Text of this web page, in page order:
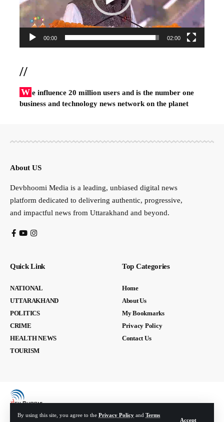
By using this site, you agree to the Privacy Policy and Terms
Accept
00:00 02:00
//
W e influence 20 million users and is the number one
business and technology news network on the planet
About US
Devbhoomi Media is a leading, unbiased digital news
platform dedicated to delivering authentic, progressive,
and impactful news from Uttarakhand and beyond.
Quick Link
NATIONAL
UTTARAKHAND
POLITICS
CRIME
HEALTH NEWS
TOURISM
Top Categories
Home
About Us
My Bookmarks
Privacy Policy
Contact Us